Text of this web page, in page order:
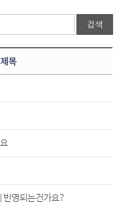
제목
반영되는건가요?